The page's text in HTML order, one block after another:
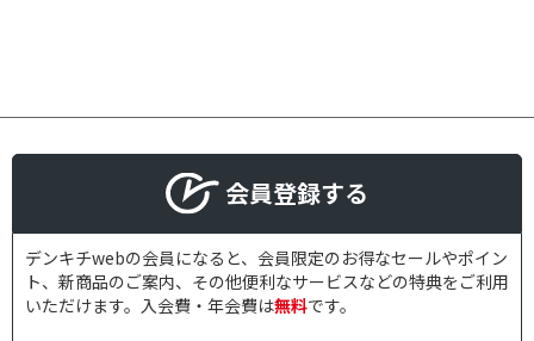
会員登録する
デンキチwebの会員になると、会員限定のお得なセールやポイン
ト、新商品のご案内、その他便利なサービスなどの特典をご利用
いただけます。入会費・年会費は無料です。